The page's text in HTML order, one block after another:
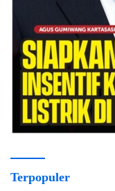
Terpopuler